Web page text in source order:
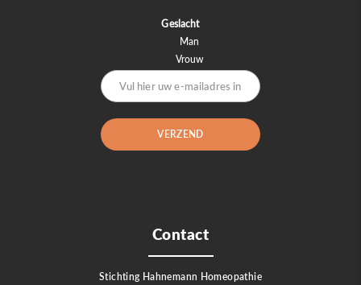
Contact
Stichting Hahnemann Homeopathie
Geslacht
Man
Vrouw